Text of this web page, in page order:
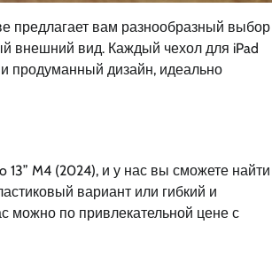
предлагает вам разнообразный выбор
внешний вид. Каждый чехол для iPad
продуманный дизайн, идеально
13” M4 (2024), и у нас вы сможете найти
вариант или гибкий и
можно по привлекательной цене с